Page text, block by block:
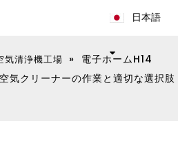
日本語
気清浄機工場 »
電子ホームH14
気クリーナーの作業と適切な選択肢